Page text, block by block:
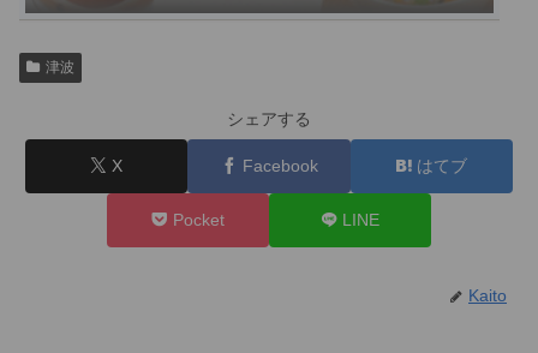
津波
シェアする
X Facebook はてブ
Pocket LINE
Kaito